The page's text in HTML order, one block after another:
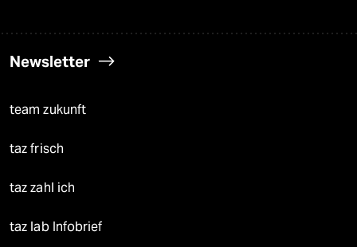
Newsletter
team zukunft
taz frisch
taz zahl ich
taz lab Infobrief